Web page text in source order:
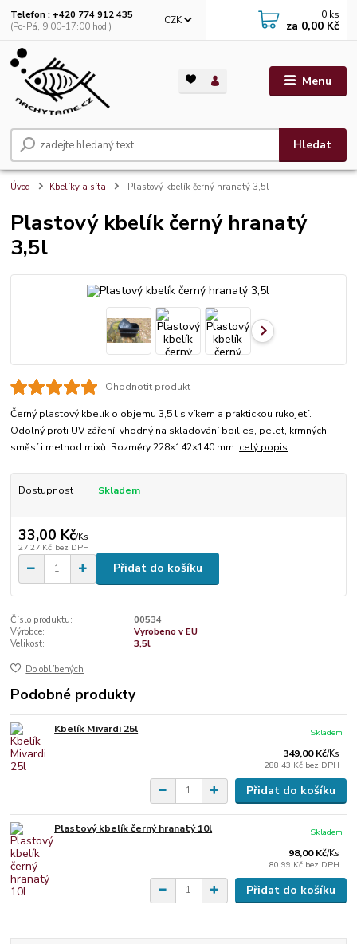
Menu
CZK
Hledat
Telefon : +420 774 912 435
(Po-Pá, 9:00-17:00 hod.)
0 ks
za 0,00 Kč
Úvod Kbelíky a síta Plastový kbelík černý hranatý 3,5l
Plastový kbelík černý hranatý
3,5l
Ohodnotit produkt
Černý plastový kbelík o objemu 3,5 l s víkem a praktickou rukojetí.
Odolný proti UV záření, vhodný na skladování boilies, pelet, krmných
směsí i method mixů. Rozměry 228×142×140 mm. celý popis
Dostupnost Skladem
33,00 Kč/Ks
27,27 Kč bez DPH
Přidat do košíku
Číslo produktu:
00534
Výrobce:
Vyrobeno v EU
Velikost:
3,5l
Do oblíbených
Podobné produkty
Kbelík Mivardi 25l
349,00 Kč/Ks
288,43 Kč bez DPH
Skladem
Přidat do košíku
Plastový kbelík černý hranatý 10l
98,00 Kč/Ks
80,99 Kč bez DPH
Skladem
Přidat do košíku